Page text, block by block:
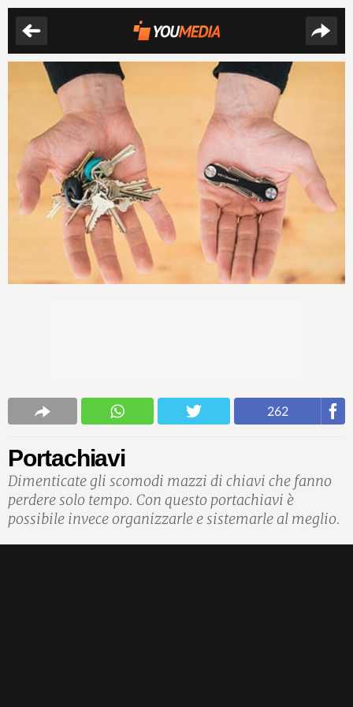
262
Portachiavi
Dimenticate gli scomodi mazzi di chiavi che fanno
perdere solo tempo. Con questo portachiavi è
possibile invece organizzarle e sistemarle al meglio.